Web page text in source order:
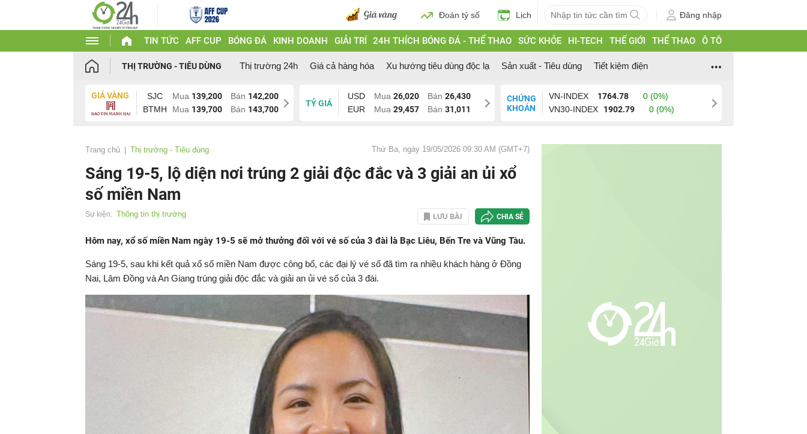
Đoán tỷ số Lịch Đăng nhập
TIN TỨC AFF CUP BÓNG ĐÁ KINH DOANH GIẢI TRÍ 24H THÍCH BÓNG ĐÁ - THỂ THAO SỨC KHỎE HI-TECH THẾ GIỚI THỂ THAO Ô TÔ
THỊ TRƯỜNG - TIÊU DÙNG Thị trường 24h Giá cả hàng hóa Xu hướng tiêu dùng độc lạ Sản xuất - Tiêu dùng Tiết kiệm điện
GIÁ VÀNG SJC Mua 139,200 Bán 142,200
BTMH
Mua 139,700 Bán 143,700
TỶ GIÁ
USD Mua 26,020 Bán 26,430
EUR
Mua 29,457 Bán 31,011
CHỨNG
KHOÁN
VN-INDEX 1764.78
0 (0%)
VN30-INDEX
1902.79 0 (0%)
Trang chủ Thị trường - Tiêu dùng Thứ Ba, ngày 19/05/2026 09:30 AM (GMT+7)
Sáng 19-5, lộ diện nơi trúng 2 giải độc đắc và 3 giải an ủi xổ
số miền Nam
Sự kiện: Thông tin thị trường LƯU BÀI CHIA SẺ
Hôm nay, xổ số miền Nam ngày 19-5 sẽ mở thưởng đối với vé số của 3 đài là Bạc Liêu, Bến Tre và Vũng Tàu.
Sáng 19-5, sau khi kết quả xổ số miền Nam được công bố, các đại lý vé số đã tìm ra nhiều khách hàng ở Đồng
Nai, Lâm Đồng và An Giang trúng giải độc đắc và giải an ủi vé số của 3 đài.